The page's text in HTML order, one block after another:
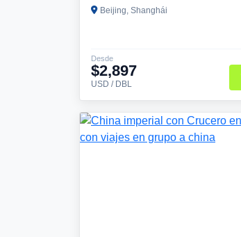
Beijing, Shanghái
Desde
$2,897
USD / DBL